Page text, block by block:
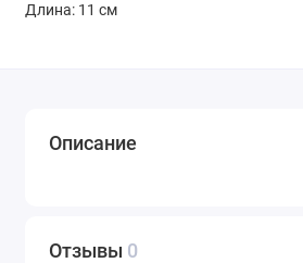
Длина: 11 см
Описание
Отзывы 0